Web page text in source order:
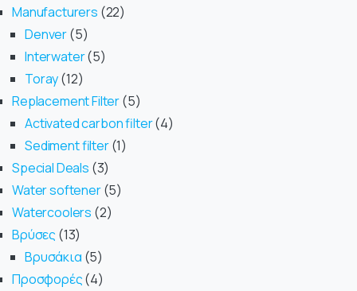
Manufacturers 22
Denver 5
Interwater 5
Toray 12
Replacement Filter 5
Activated carbon filter 4
Sediment filter 1
Special Deals 3
Water softener 5
Watercoolers 2
Βρύσες 13
Βρυσάκια 5
Προσφορές 4